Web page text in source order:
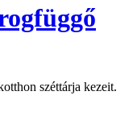
széttárja kezeit.